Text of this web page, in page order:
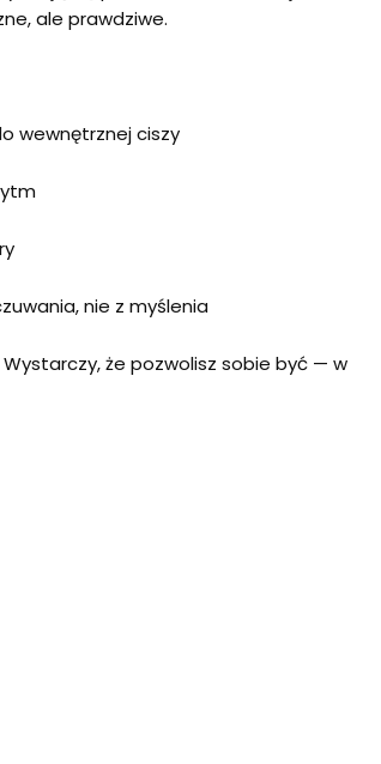
ale prawdziwe.
wewnętrznej ciszy
nie z myślenia
że pozwolisz sobie być — w